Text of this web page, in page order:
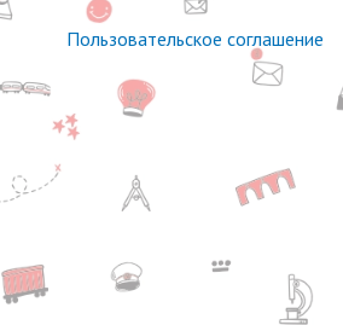
Пользовательское соглашение